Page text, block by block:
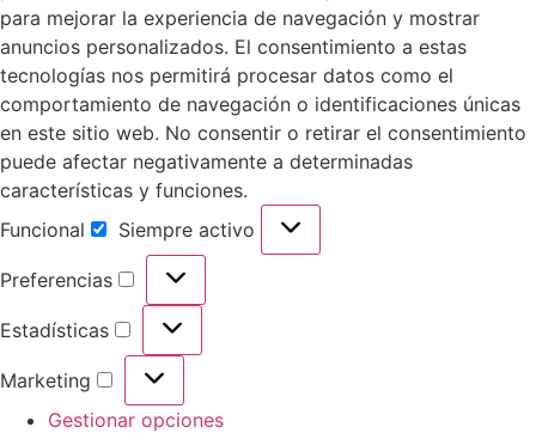
para mejorar la experiencia de navegación y mostrar
anuncios personalizados. El consentimiento a estas
tecnologías nos permitirá procesar datos como el
comportamiento de navegación o identificaciones únicas
en este sitio web. No consentir o retirar el consentimiento
puede afectar negativamente a determinadas
características y funciones.
Funcional
Siempre activo
Preferencias
Estadísticas
Marketing
Gestionar opciones